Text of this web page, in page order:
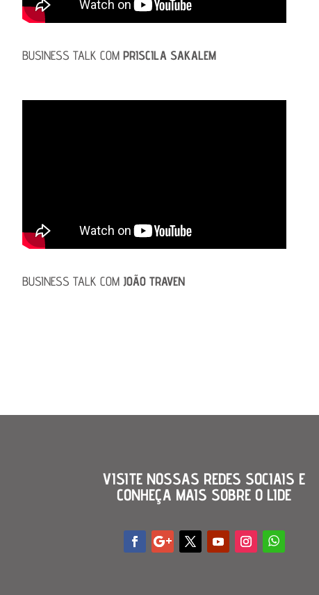
BUSINESS TALK COM PRISCILA SAKALEM
BUSINESS TALK COM JOÃO TRAVEN
VISITE NOSSAS REDES SOCIAIS E
CONHEÇA MAIS SOBRE O LIDE